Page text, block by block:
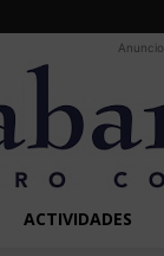
Anuncio
ACTIVIDADES